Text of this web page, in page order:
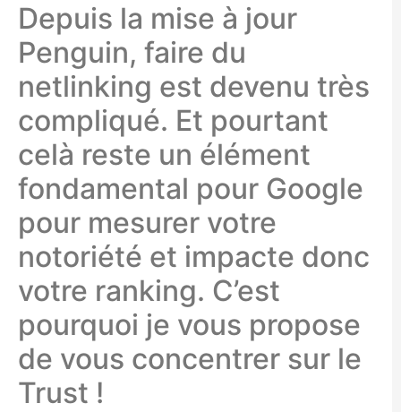
Depuis la mise à jour
Penguin, faire du
netlinking est devenu très
compliqué. Et pourtant
celà reste un élément
fondamental pour Google
pour mesurer votre
notoriété et impacte donc
votre ranking. C’est
pourquoi je vous propose
de vous concentrer sur le
Trust !